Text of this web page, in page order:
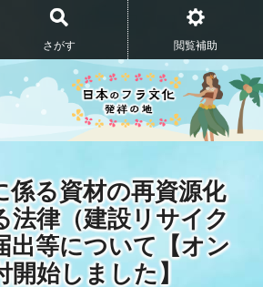
さがす 閲覧補助
係る資材の再資源化
法律（建設リサイク
出等について【オン
開始しました】